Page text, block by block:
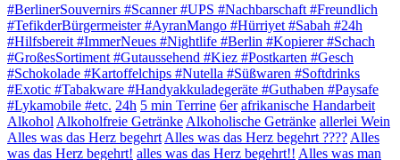
#BerlinerSouvernirs #Scanner #UPS #Nachbarschaft #Freundlich
#TefikderBürgermeister #AyranMango #Hürriyet #Sabah #24h
#Hilfsbereit #ImmerNeues #Nightlife #Berlin #Kopierer #Schach
#GroßesSortiment #Gutaussehend #Kiez #Postkarten #Gesch
#Schokolade #Kartoffelchips #Nutella #Süßwaren #Softdrinks
#Exotic #Tabakware #Handyakkuladegeräte #Guthaben #Paysafe
#Lykamobile #etc. 24h 5 min Terrine 6er afrikanische Handarbeit
Alkohol Alkoholfreie Getränke Alkoholische Getränke allerlei Wein
Alles was das Herz begehrt Alles was das Herz begehrt ???? Alles
was das Herz begehrt! alles was das Herz begehrt!! Alles was man